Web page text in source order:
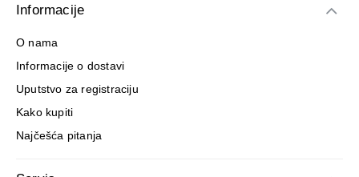
Informacije
O nama
Informacije o dostavi
Uputstvo za registraciju
Kako kupiti
Najčešća pitanja